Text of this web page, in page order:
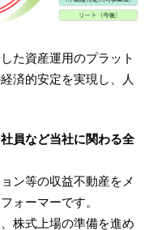
た資産運用のプラット
済的安定を実現し、人
員など当社に関わる全
ン等の収益不動産をメ
ォーマーです。
株式上場の準備を進め